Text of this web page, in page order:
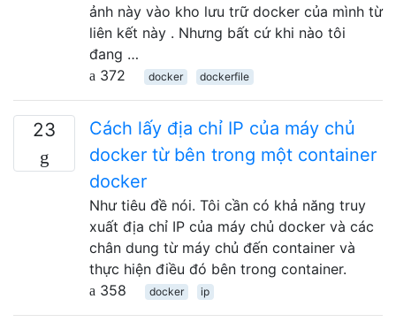
ảnh này vào kho lưu trữ docker của mình từ
liên kết này . Nhưng bất cứ khi nào tôi
đang …
372
docker dockerfile
23
Cách lấy địa chỉ IP của máy chủ
docker từ bên trong một container
docker
Như tiêu đề nói. Tôi cần có khả năng truy
xuất địa chỉ IP của máy chủ docker và các
chân dung từ máy chủ đến container và
thực hiện điều đó bên trong container.
358
docker ip